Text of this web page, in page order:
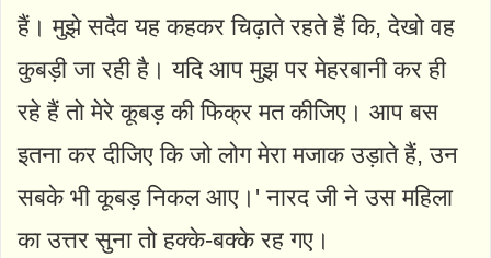
हैं। मुझे सदैव यह कहकर चिढ़ाते रहते हैं कि, देखो वह
कुबड़ी जा रही है। यदि आप मुझ पर मेहरबानी कर ही
रहे हैं तो मेरे कूबड़ की फिक्र मत कीजिए। आप बस
इतना कर दीजिए कि जो लोग मेरा मजाक उड़ाते हैं, उन
सबके भी कूबड़ निकल आए।' नारद जी ने उस महिला
का उत्तर सुना तो हक्के-बक्के रह गए।